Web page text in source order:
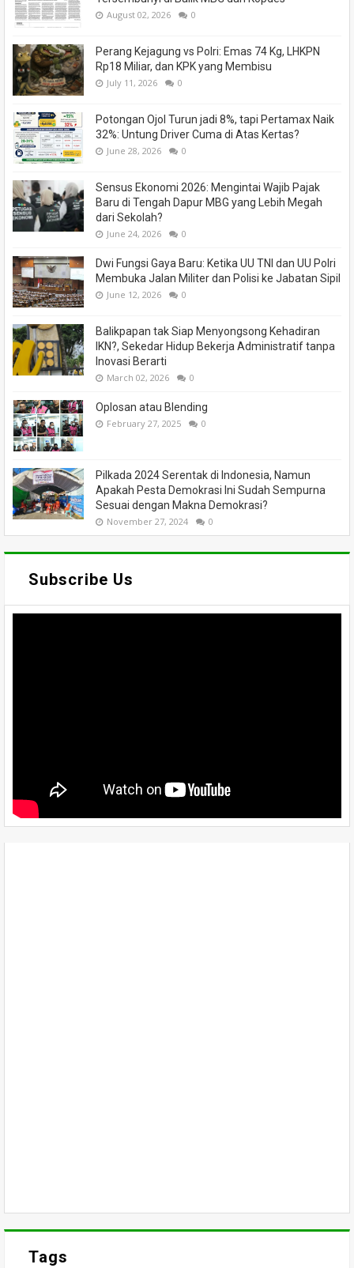
August 02, 2026 0
Perang Kejagung vs Polri: Emas 74 Kg, LHKPN
Rp18 Miliar, dan KPK yang Membisu
July 11, 2026 0
Potongan Ojol Turun jadi 8%, tapi Pertamax Naik
32%: Untung Driver Cuma di Atas Kertas?
June 28, 2026 0
Sensus Ekonomi 2026: Mengintai Wajib Pajak
Baru di Tengah Dapur MBG yang Lebih Megah
dari Sekolah?
June 24, 2026 0
Dwi Fungsi Gaya Baru: Ketika UU TNI dan UU Polri
Membuka Jalan Militer dan Polisi ke Jabatan Sipil
June 12, 2026 0
Balikpapan tak Siap Menyongsong Kehadiran
IKN?, Sekedar Hidup Bekerja Administratif tanpa
Inovasi Berarti
March 02, 2026 0
Oplosan atau Blending
February 27, 2025 0
Pilkada 2024 Serentak di Indonesia, Namun
Apakah Pesta Demokrasi Ini Sudah Sempurna
Sesuai dengan Makna Demokrasi?
November 27, 2024 0
Subscribe Us
Tags